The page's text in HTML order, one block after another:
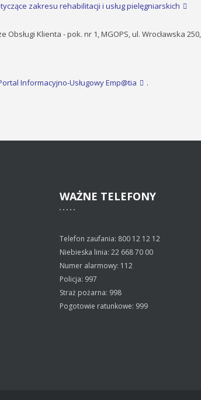
zakresu rehabilitacji i usług pielęgniarskich
Klienta - pok. nr 1, MGOPS, ul. Wrocławska
Informacyjno-Usługowy Emp@tia .
WAŻNE TELEFONY
Telefon zaufania: 800 12 12 12
Niebieska linia: 22 668 70 00
Numer alarmowy: 112
Policja: 997
Straż pożarna: 998
Pogotowie ratunkowe: 999